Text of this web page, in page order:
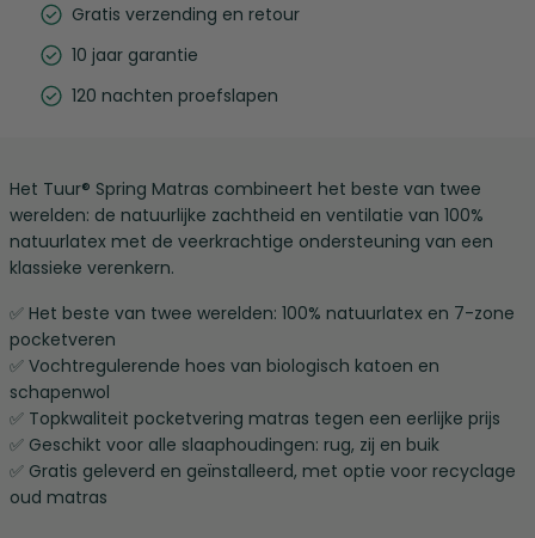
Gratis verzending en retour
10 jaar garantie
120 nachten proefslapen
Het Tuur® Spring Matras combineert het beste van twee
werelden: de natuurlijke zachtheid en ventilatie van 100%
natuurlatex met de veerkrachtige ondersteuning van een
klassieke verenkern.
✅ Het beste van twee werelden: 100% natuurlatex en 7-zone
pocketveren
✅ Vochtregulerende hoes van biologisch katoen en
schapenwol
✅ Topkwaliteit pocketvering matras tegen een eerlijke prijs
✅ Geschikt voor alle slaaphoudingen: rug, zij en buik
✅ Gratis geleverd en geïnstalleerd, met optie voor recyclage
oud matras